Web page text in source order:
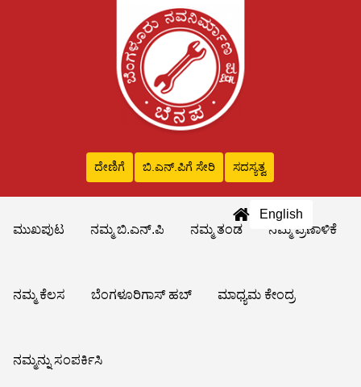
ದೇಣಿಗೆ ಬಿ.ಎನ್‌.ಪಿಗೆ ಸೇರಿ ಸದಸ್ಯತ್ವ
English
ಮುಖಪುಟ
ನಮ್ಮ ಬಿ.ಎನ್.ಪಿ ನಮ್ಮ ತಂಡ ನಮ್ಮ ಪ್ರಣಾಳಿಕೆ
ನಮ್ಮ ಕೆಲಸ ಬೆಂಗಳೂರಿಗಾಸ್ ಹಬ್ ಮಾಧ್ಯಮ ಕೇಂದ್ರ
ನಮ್ಮನ್ನು ಸಂಪರ್ಕಿಸಿ